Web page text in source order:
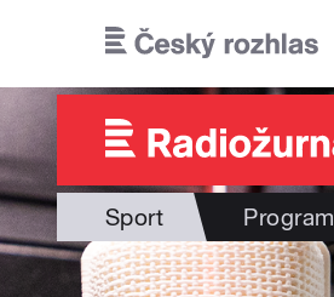
Sport Program